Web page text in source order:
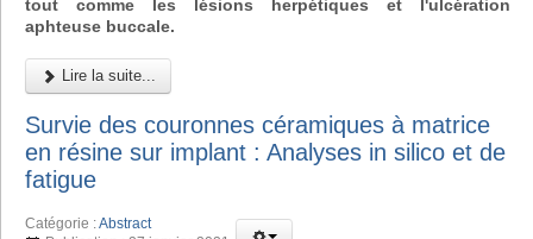
tout comme les lésions herpétiques et l'ulcération
aphteuse buccale.
Lire la suite...
Survie des couronnes céramiques à matrice
en résine sur implant : Analyses in silico et de
fatigue
Catégorie :Abstract